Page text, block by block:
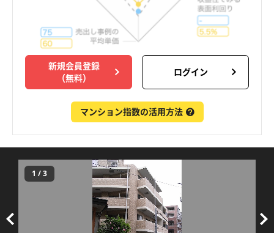
新規会員登録
（無料）
ログイン
マンション指数の活用方法
1 /3